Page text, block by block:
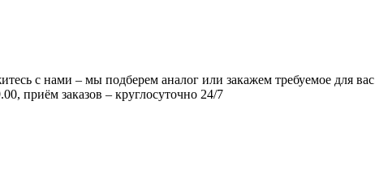
с нами – мы подберем аналог или закажем требуемое для
приём заказов – круглосуточно 24/7